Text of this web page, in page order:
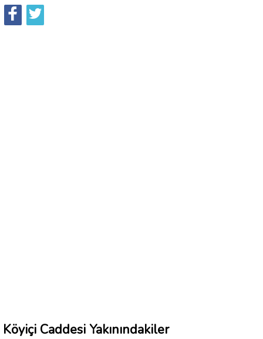
Köyiçi Caddesi Yakınındakiler